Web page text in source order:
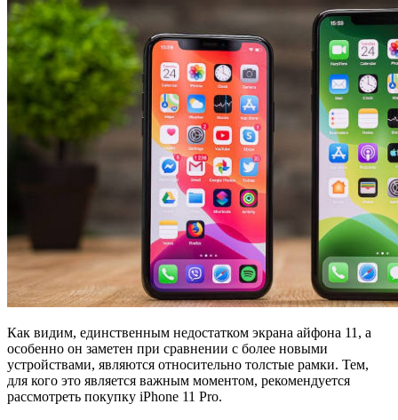
Как видим, единственным недостатком экрана айфона 11, а
особенно он заметен при сравнении с более новыми
устройствами, являются относительно толстые рамки. Тем,
для кого это является важным моментом, рекомендуется
рассмотреть покупку iPhone 11 Pro.